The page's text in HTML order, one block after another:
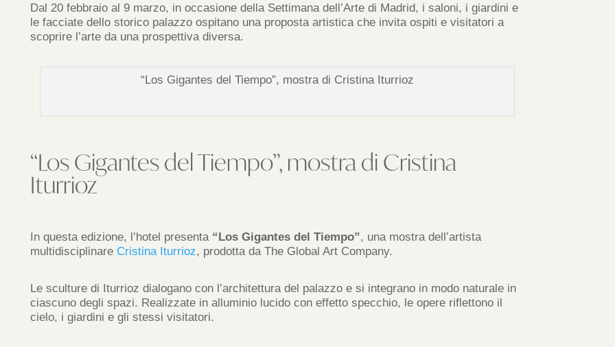
Dal 20 febbraio al 9 marzo, in occasione della Settimana dell’Arte di Madrid, i saloni, i giardini e
le facciate dello storico palazzo ospitano una proposta artistica che invita ospiti e visitatori a
scoprire l’arte da una prospettiva diversa.
“Los Gigantes del Tiempo”, mostra di Cristina Iturrioz
“Los Gigantes del Tiempo”, mostra di Cristina
Iturrioz
In questa edizione, l’hotel presenta “Los Gigantes del Tiempo”, una mostra dell’artista
multidisciplinare Cristina Iturrioz, prodotta da The Global Art Company.
Le sculture di Iturrioz dialogano con l’architettura del palazzo e si integrano in modo naturale in
ciascuno degli spazi. Realizzate in alluminio lucido con effetto specchio, le opere riflettono il
cielo, i giardini e gli stessi visitatori.